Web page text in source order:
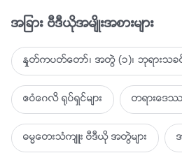
အျခား ဗီဒီယိုအမ်ိဳးအစားမ်ား
ႏႈတ္ကပတ္ေတာ္၊ အတြဲ (၁)၊ ဘုရားသခင္
ဧဝံေဂလိ ႐ုပ္ရွင္မ်ား တရားေဒႆန
ဓမၼေတးသံက်ဴး ဗီဒီယို အတြဲမ်ား